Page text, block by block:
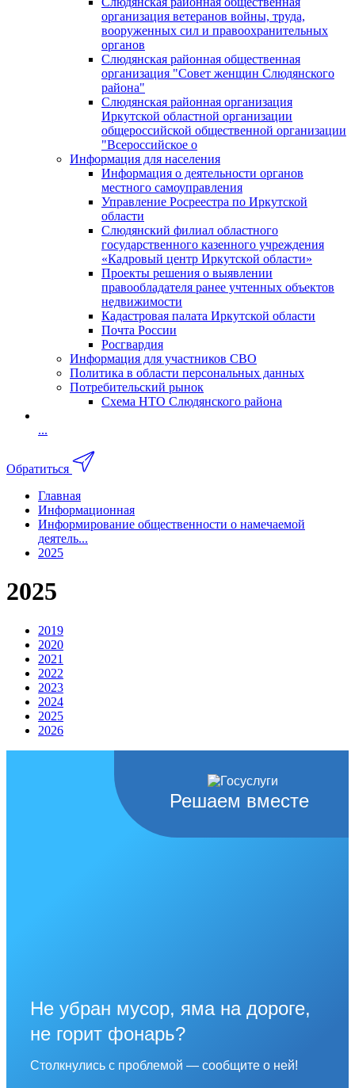
организация ветеранов войны, труда,
вооруженных сил и правоохранительных
органов
Слюдянская районная общественная
организация "Совет женщин Слюдянского
района"
Слюдянская районная организация
Иркутской областной организации
общероссийской общественной организации
"Всероссийское о
Информация для населения
Информация о деятельности органов
местного самоуправления
Управление Росреестра по Иркутской
области
Слюдянский филиал областного
государственного казенного учреждения
«Кадровый центр Иркутской области»
Проекты решения о выявлении
правообладателя ранее учтенных объектов
недвижимости
Кадастровая палата Иркутской области
Почта России
Росгвардия
Информация для участников СВО
Политика в области персональных данных
Потребительский рынок
Схема НТО Слюдянского района
...
Обратиться
Главная
Информационная
Информирование общественности о намечаемой
деятель...
2025
2025
2019
2020
2021
2022
2023
2024
2025
2026
Решаем вместе
Не убран мусор, яма на дороге,
не горит фонарь?
Столкнулись с проблемой — сообщите о ней!